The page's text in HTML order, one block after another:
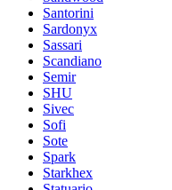
Santorini
Sardonyx
Sassari
Scandiano
Semir
SHU
Sivec
Sofi
Sote
Spark
Starkhex